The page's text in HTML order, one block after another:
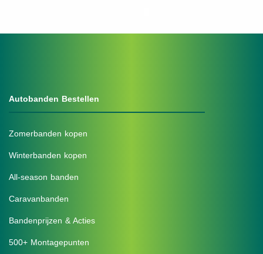
Autobanden Bestellen
Zomerbanden kopen
Winterbanden kopen
All-season banden
Caravanbanden
Bandenprijzen & Acties
500+ Montagepunten